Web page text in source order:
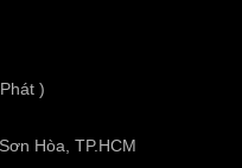
)
Hòa, TP.HCM